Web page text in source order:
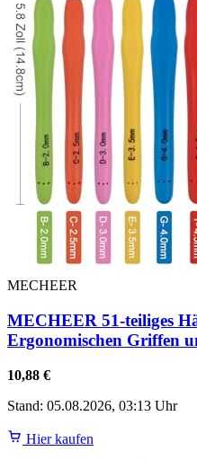
MECHEER
MECHEER 51-teiliges
Ergonomischen Griffen
10,88 €
Stand: 05.08.2026, 03:13 Uhr
Hier kaufen